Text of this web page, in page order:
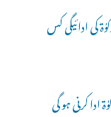
کی ادائیگی کس
کرنی ہو گی